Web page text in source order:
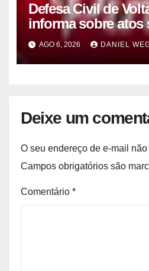
Defesa Civil de
informa sobre atos
conta de efeitos
previstos até
AGO 6, 2026 DANIEL
Deixe um
O seu endereço de e-mail
Campos obrigatórios são
Comentário *